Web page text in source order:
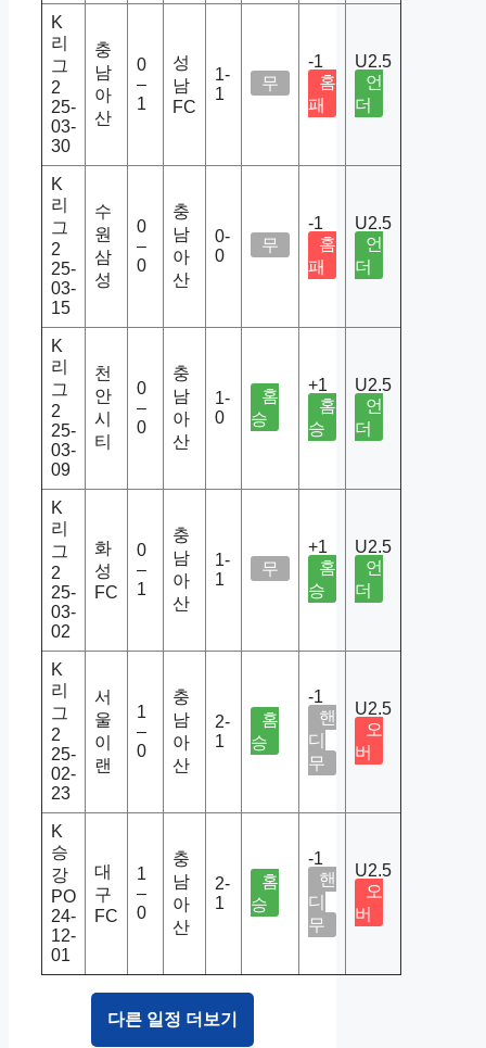
K
리
그
2
25-
03-
30
충
남
아
산
0
–
1
성
남
FC
1-
1
무
-1
홈
패
U2.5
언
더
K
리
그
2
25-
03-
15
수
원
삼
성
0
–
0
충
남
아
산
0-
0
무
-1
홈
패
U2.5
언
더
K
리
그
2
25-
03-
09
천
안
시
티
0
–
0
충
남
아
산
1-
0
홈
승
+1
홈
승
U2.5
언
더
K
리
그
2
25-
03-
02
화
성
FC
0
–
1
충
남
아
산
1-
1
무
+1
홈
승
U2.5
언
더
K
리
그
2
25-
02-
23
서
울
이
랜
1
–
0
충
남
아
산
2-
1
홈
승
-1
핸
디
무
U2.5
오
버
K
승
강
PO
24-
12-
01
대
구
FC
1
–
0
충
남
아
산
2-
1
홈
승
-1
핸
디
무
U2.5
오
버
다른 일정 더보기